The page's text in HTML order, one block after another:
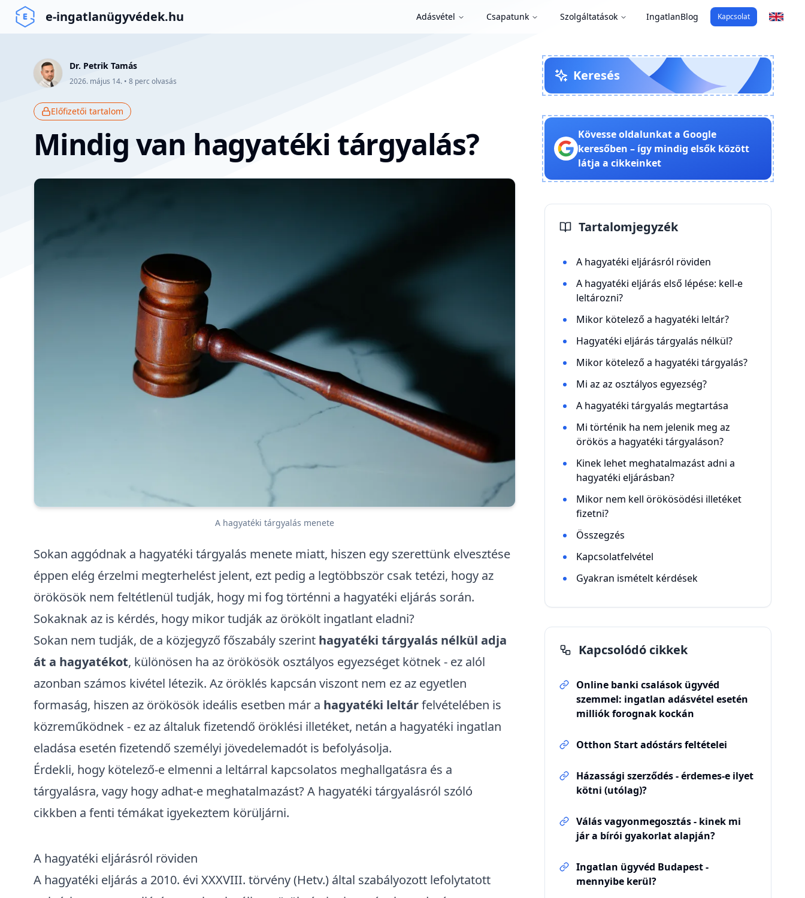
e-ingatlanügyvédek.hu Adásvétel Csapatunk Szolgáltatások IngatlanBlog Kapcsolat
Dr. Petrik Tamás
2026. május 14. • 8 perc olvasás
Előfizetői tartalom
Mindig van hagyatéki tárgyalás?
A hagyatéki tárgyalás menete
Sokan aggódnak a hagyatéki tárgyalás menete miatt, hiszen egy szerettünk elvesztése
éppen elég érzelmi megterhelést jelent, ezt pedig a legtöbbször csak tetézi, hogy az
örökösök nem feltétlenül tudják, hogy mi fog történni a hagyatéki eljárás során.
Sokaknak az is kérdés, hogy mikor tudják az örökölt ingatlant eladni?
Sokan nem tudják, de a közjegyző főszabály szerint hagyatéki tárgyalás nélkül adja
át a hagyatékot, különösen ha az örökösök osztályos egyezséget kötnek - ez alól
azonban számos kivétel létezik. Az öröklés kapcsán viszont nem ez az egyetlen
formaság, hiszen az örökösök ideális esetben már a hagyatéki leltárfelvételében is
közreműködnek - ez az általuk fizetendő öröklési illetéket, netán a hagyatéki ingatlan
eladása esetén fizetendő személyi jövedelemadót is befolyásolja.
Érdekli, hogy kötelező-e elmenni a leltárral kapcsolatos meghallgatásra és a
tárgyalásra, vagy hogy adhat-e meghatalmazást? A hagyatéki tárgyalásról szóló
cikkben a fenti témákat igyekeztem körüljárni.
A hagyatéki eljárásról röviden
A hagyatéki eljárás a 2010. évi XXXVIII. törvény(Hetv.) által szabályozott lefolytatott
Keresés
Kövesse oldalunkat a Google
keresőben – így mindig elsők között
látja a cikkeinket
Tartalomjegyzék
A hagyatéki eljárásról röviden
A hagyatéki eljárás első lépése: kell-e
leltározni?
Mikor kötelező a hagyatéki leltár?
Hagyatéki eljárás tárgyalás nélkül?
Mikor kötelező a hagyatéki tárgyalás?
Mi az az osztályos egyezség?
A hagyatéki tárgyalás megtartása
Mi történik ha nem jelenik meg az
örökös a hagyatéki tárgyaláson?
Kinek lehet meghatalmazást adni a
hagyatéki eljárásban?
Mikor nem kell örökösödési illetéket
fizetni?
Összegzés
Kapcsolatfelvétel
Gyakran ismételt kérdések
Kapcsolódó cikkek
Online banki csalások ügyvéd
szemmel: ingatlan adásvétel esetén
milliók forognak kockán
Otthon Start adóstárs feltételei
Házassági szerződés - érdemes-e ilyet
kötni (utólag)?
Válás vagyonmegosztás - kinek mi
jár a bírói gyakorlat alapján?
Ingatlan ügyvéd Budapest -
mennyibe kerül?